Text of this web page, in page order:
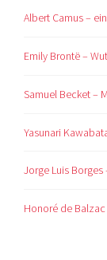
Albert Camus –
Emily Brontë –
Samuel Becket –
Yasunari
Jorge Luis
Honoré de